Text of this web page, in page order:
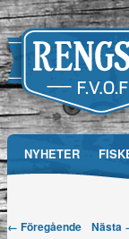
Main menu
Skip
NYHETER
Post navigation
← Föregående Nästa